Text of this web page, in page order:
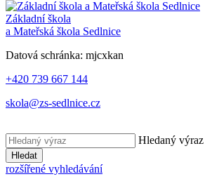
Základní škola
a Mateřská škola Sedlnice
Datová schránka: mjcxkan
+420 739 667 144
skola@zs-sedlnice.cz
Hledaný výraz
Hledat
rozšířené vyhledávání